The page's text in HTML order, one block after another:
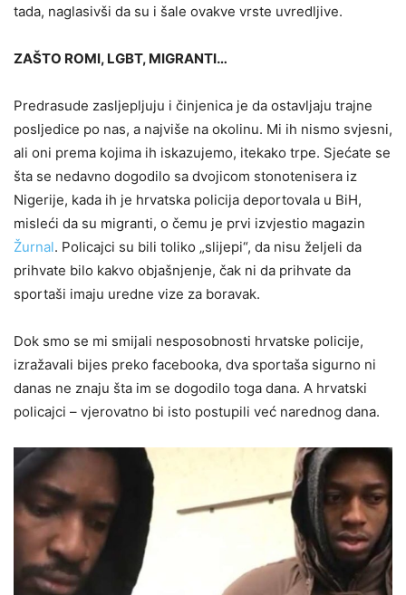
tada, naglasivši da su i šale ovakve vrste uvredljive.
ZAŠTO ROMI, LGBT, MIGRANTI…
Predrasude zasljepljuju i činjenica je da ostavljaju trajne
posljedice po nas, a najviše na okolinu. Mi ih nismo svjesni,
ali oni prema kojima ih iskazujemo, itekako trpe. Sjećate se
šta se nedavno dogodilo sa dvojicom stonotenisera iz
Nigerije, kada ih je hrvatska policija deportovala u BiH,
misleći da su migranti, o čemu je prvi izvjestio magazin
Žurnal. Policajci su bili toliko „slijepi“, da nisu željeli da
prihvate bilo kakvo objašnjenje, čak ni da prihvate da
sportaši imaju uredne vize za boravak.
Dok smo se mi smijali nesposobnosti hrvatske policije,
izražavali bijes preko facebooka, dva sportaša sigurno ni
danas ne znaju šta im se dogodilo toga dana. A hrvatski
policajci – vjerovatno bi isto postupili već narednog dana.